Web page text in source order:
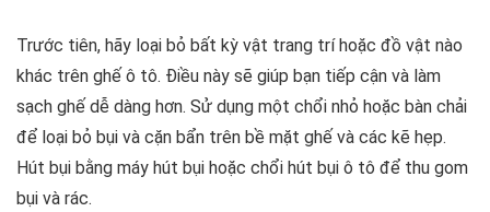
Trước tiên, hãy loại bỏ bất kỳ vật trang trí hoặc đồ vật nào
khác trên ghế ô tô. Điều này sẽ giúp bạn tiếp cận và làm
sạch ghế dễ dàng hơn. Sử dụng một chổi nhỏ hoặc bàn chải
để loại bỏ bụi và cặn bẩn trên bề mặt ghế và các kẽ hẹp.
Hút bụi bằng máy hút bụi hoặc chổi hút bụi ô tô để thu gom
bụi và rác.